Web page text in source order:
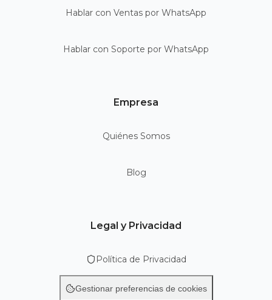
Hablar con Ventas por WhatsApp
Hablar con Soporte por WhatsApp
Empresa
Quiénes Somos
Blog
Legal y Privacidad
Política de Privacidad
Gestionar preferencias de cookies